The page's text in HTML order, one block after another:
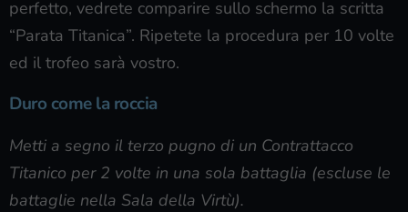
perfetto, vedrete comparire sullo schermo la scritta
“Parata Titanica”. Ripetete la procedura per 10 volte
ed il trofeo sarà vostro.
Duro come la roccia
Metti a segno il terzo pugno di un Contrattacco
Titanico per 2 volte in una sola battaglia (escluse le
battaglie nella Sala della Virtù).